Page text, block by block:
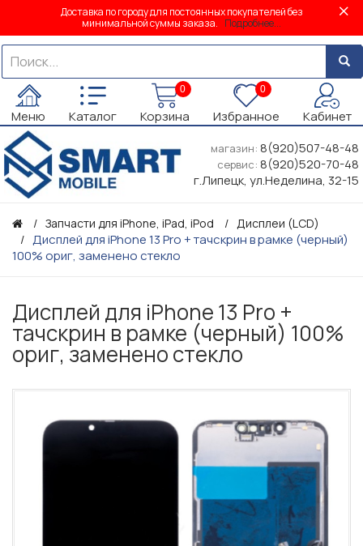
Доставка по городу для постоянных покупателей без
минимальной суммы заказа. Подробнее...
Меню Каталог
0
Корзина
0
Избранное Кабинет
магазин: 8(920)507-48-48
сервис: 8(920)520-70-48
г.Липецк, ул.Неделина, 32-15
Запчасти для iPhone, iPad, iPod Дисплеи (LCD)
Дисплей для iPhone 13 Pro + тачскрин в рамке (черный)
100% ориг, заменено стекло
Дисплей для iPhone 13 Pro +
тачскрин в рамке (черный) 100%
ориг, заменено стекло